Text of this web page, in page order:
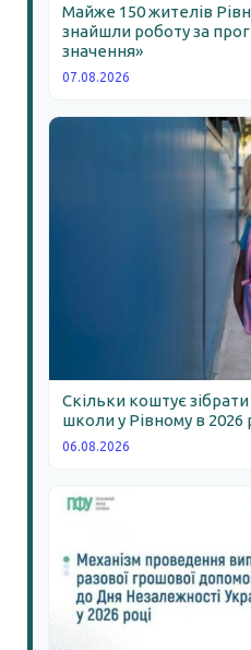
Майже 150 жителів
знайшли роботу за
значення»
07.08.2026
Скільки коштує
школи у Рівному в 2026
06.08.2026